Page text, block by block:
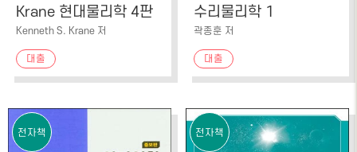
Krane 현대물리학 4판
Kenneth S. Krane 저
대출
수리물리학 1
곽종훈 저
대출
전자책 전자책